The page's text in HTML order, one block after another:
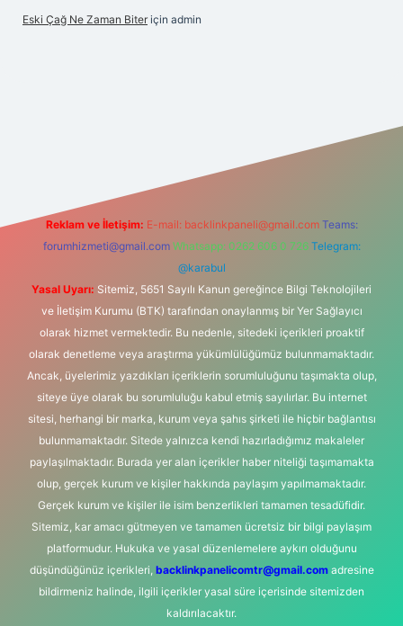
Eski Çağ Ne Zaman Biter için admin
Reklam ve İletişim: E-mail: backlinkpaneli@gmail.com Teams:
forumhizmeti@gmail.com Whatsapp: 0262 606 0 726 Telegram:
@karabul
Yasal Uyarı: Sitemiz, 5651 Sayılı Kanun gereğince Bilgi Teknolojileri
ve İletişim Kurumu (BTK) tarafından onaylanmış bir Yer Sağlayıcı
olarak hizmet vermektedir. Bu nedenle, sitedeki içerikleri proaktif
olarak denetleme veya araştırma yükümlülüğümüz bulunmamaktadır.
Ancak, üyelerimiz yazdıkları içeriklerin sorumluluğunu taşımakta olup,
siteye üye olarak bu sorumluluğu kabul etmiş sayılırlar. Bu internet
sitesi, herhangi bir marka, kurum veya şahıs şirketi ile hiçbir bağlantısı
bulunmamaktadır. Sitede yalnızca kendi hazırladığımız makaleler
paylaşılmaktadır. Burada yer alan içerikler haber niteliği taşımamakta
olup, gerçek kurum ve kişiler hakkında paylaşım yapılmamaktadır.
Gerçek kurum ve kişiler ile isim benzerlikleri tamamen tesadüfidir.
Sitemiz, kar amacı gütmeyen ve tamamen ücretsiz bir bilgi paylaşım
platformudur. Hukuka ve yasal düzenlemelere aykırı olduğunu
düşündüğünüz içerikleri, backlinkpanelicomtr@gmail.comadresine
bildirmeniz halinde, ilgili içerikler yasal süre içerisinde sitemizden
kaldırılacaktır.